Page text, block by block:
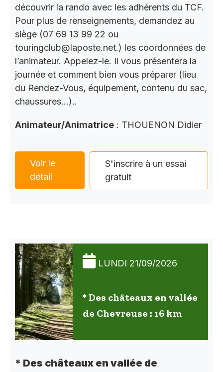
découvrir la rando avec les adhérents du TCF.
Pour plus de renseignements, demandez au
siège (07 69 13 99 22 ou
touringclub@laposte.net.) les coordonnées de
l’animateur. Appelez-le. Il vous présentera la
journée et comment bien vous préparer (lieu
du Rendez-Vous, équipement, contenu du sac,
chaussures…)..
Animateur/Animatrice : THOUENON Didier
Voir le
détail
S'inscrire à un essai
gratuit
LUNDI 21/09/2026
* Des châteaux en vallée
de Chevreuse : 16 km
* Des châteaux en vallée de